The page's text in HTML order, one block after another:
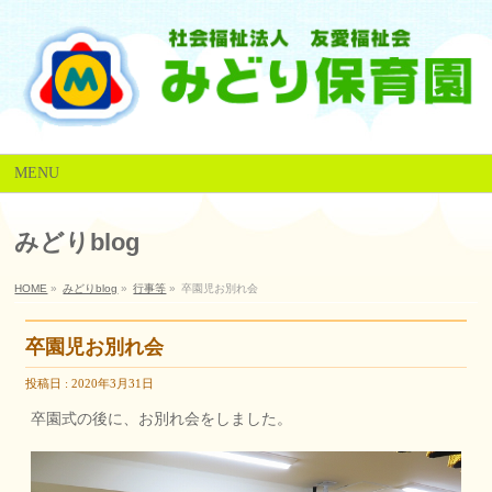
MENU
みどりblog
HOME » みどりblog » 行事等 » 卒園児お別れ会
卒園児お別れ会
投稿日 : 2020年3月31日
卒園式の後に、お別れ会をしました。